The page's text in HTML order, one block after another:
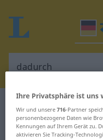
Deutsch-
für "dadurch"
Ihre Privatsphäre ist uns
Wir und unsere716-Partner
personenbezogene Daten wie
Kennungen auf Ihrem Gerät zu.
aktivieren Sie Tracking-